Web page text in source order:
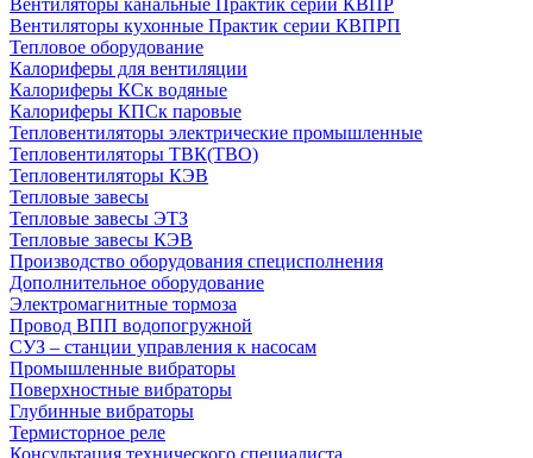
Вентиляторы канальные Практик серии КВПР
Вентиляторы кухонные Практик серии КВПРП
Тепловое оборудование
Калориферы для вентиляции
Калориферы КСк водяные
Калориферы КПСк паровые
Тепловентиляторы электрические промышленные
Тепловентиляторы ТВК(ТВО)
Тепловентиляторы КЭВ
Тепловые завесы
Тепловые завесы ЭТЗ
Тепловые завесы КЭВ
Производство оборудования специсполнения
Дополнительное оборудование
Электромагнитные тормоза
Провод ВПП водопогружной
СУЗ – станции управления к насосам
Промышленные вибраторы
Поверхностные вибраторы
Глубинные вибраторы
Термисторное реле
Консультация технического специалиста